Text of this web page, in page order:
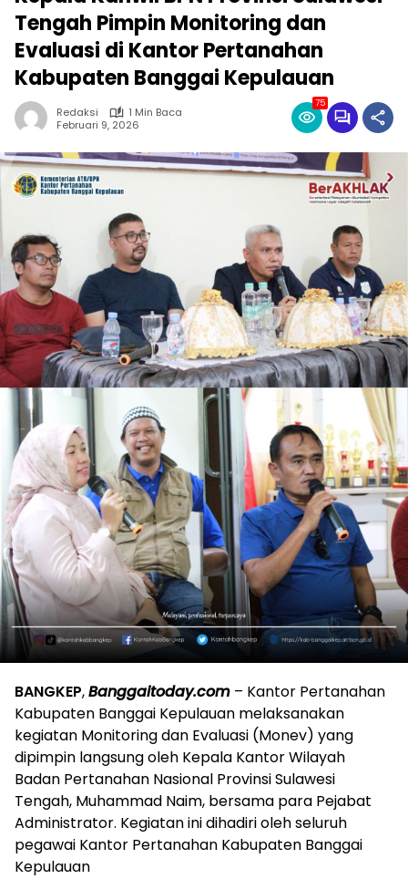
Tengah Pimpin Monitoring dan
Evaluasi di Kantor Pertanahan
Kabupaten Banggai Kepulauan
Redaksi
1 Min Baca
Februari 9, 2026
75
BANGKEP,Banggaitoday.com – Kantor Pertanahan
Kabupaten Banggai Kepulauan melaksanakan
kegiatan Monitoring dan Evaluasi (Monev) yang
dipimpin langsung oleh Kepala Kantor Wilayah
Badan Pertanahan Nasional Provinsi Sulawesi
Tengah, Muhammad Naim, bersama para Pejabat
Administrator. Kegiatan ini dihadiri oleh seluruh
pegawai Kantor Pertanahan Kabupaten Banggai
Kepulauan